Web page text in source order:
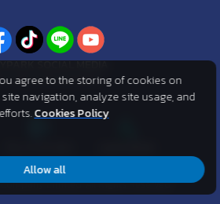
SOCIAL MEDIA
าดทุกข่าวสารจาก PlayPark
. All Rights Reserved. ©2012 Asphere
Limited. All Rights Reserved.
agree to the storing of cookies on
navigation, analyze site usage, and
Cookies Policy
Allow all